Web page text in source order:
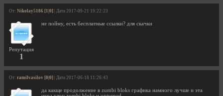
От: Nikolay5186 [1|0] | Дата 2017-09-21 19:22:23
Репутация
1
не пойму, есть бесплатные ссылки? для скачки
От: ramilvasilov [0|0] | Дата 2017-06-18 11:26:43
да какще продолжение в zumbi bloks графика намного лучше и эта